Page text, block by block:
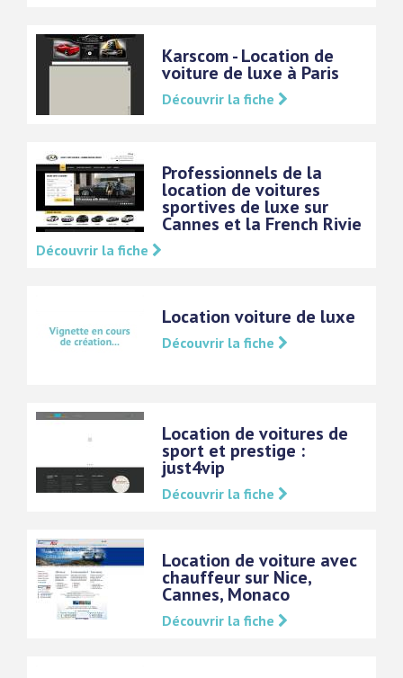
Karscom - Location de
voiture de luxe à Paris
Découvrir la fiche
Professionnels de la
location de voitures
sportives de luxe sur
Cannes et la French Rivie
Découvrir la fiche
Location voiture de luxe
Découvrir la fiche
Location de voitures de
sport et prestige :
just4vip
Découvrir la fiche
Location de voiture avec
chauffeur sur Nice,
Cannes, Monaco
Découvrir la fiche